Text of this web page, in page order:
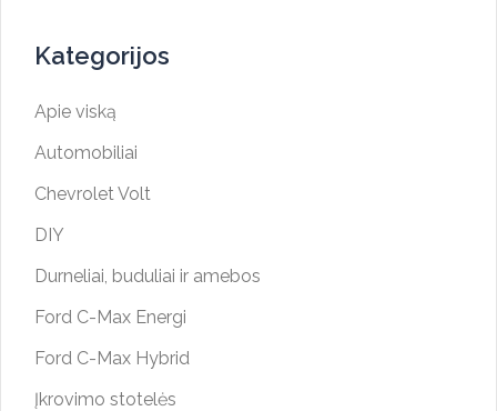
Kategorijos
Apie viską
Automobiliai
Chevrolet Volt
DIY
Durneliai, buduliai ir amebos
Ford C-Max Energi
Ford C-Max Hybrid
Įkrovimo stotelės